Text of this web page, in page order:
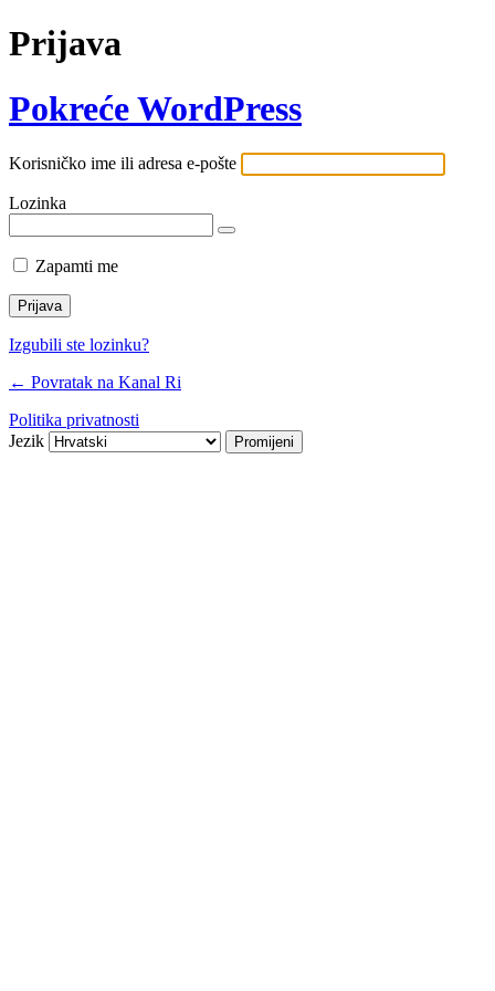
Prijava
Pokreće WordPress
Korisničko ime ili adresa e-pošte
Lozinka
Zapamti me
Izgubili ste lozinku?
← Povratak na Kanal Ri
Politika privatnosti
Jezik